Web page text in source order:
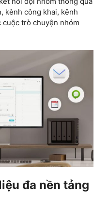
kênh công khai, kênh
cuộc trò chuyện nhóm
đa nền tảng